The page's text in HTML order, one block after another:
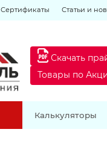
Сертификаты Статьи и
Скачать
Товары по
Калькуляторы